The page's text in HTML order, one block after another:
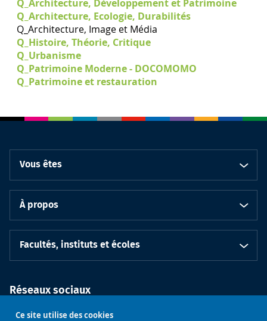
Ce site utilise des cookies
Q_Architecture, Développement et Patrimoine
Q_Architecture, Ecologie, Durabilités
Q_Architecture, Image et Média
Q_Histoire, Théorie, Critique
Q_Urbanisme
Q_Patrimoine Moderne - DOCOMOMO
Q_Patrimoine et restauration
Vous êtes
À propos
Facultés, instituts et écoles
Réseaux sociaux